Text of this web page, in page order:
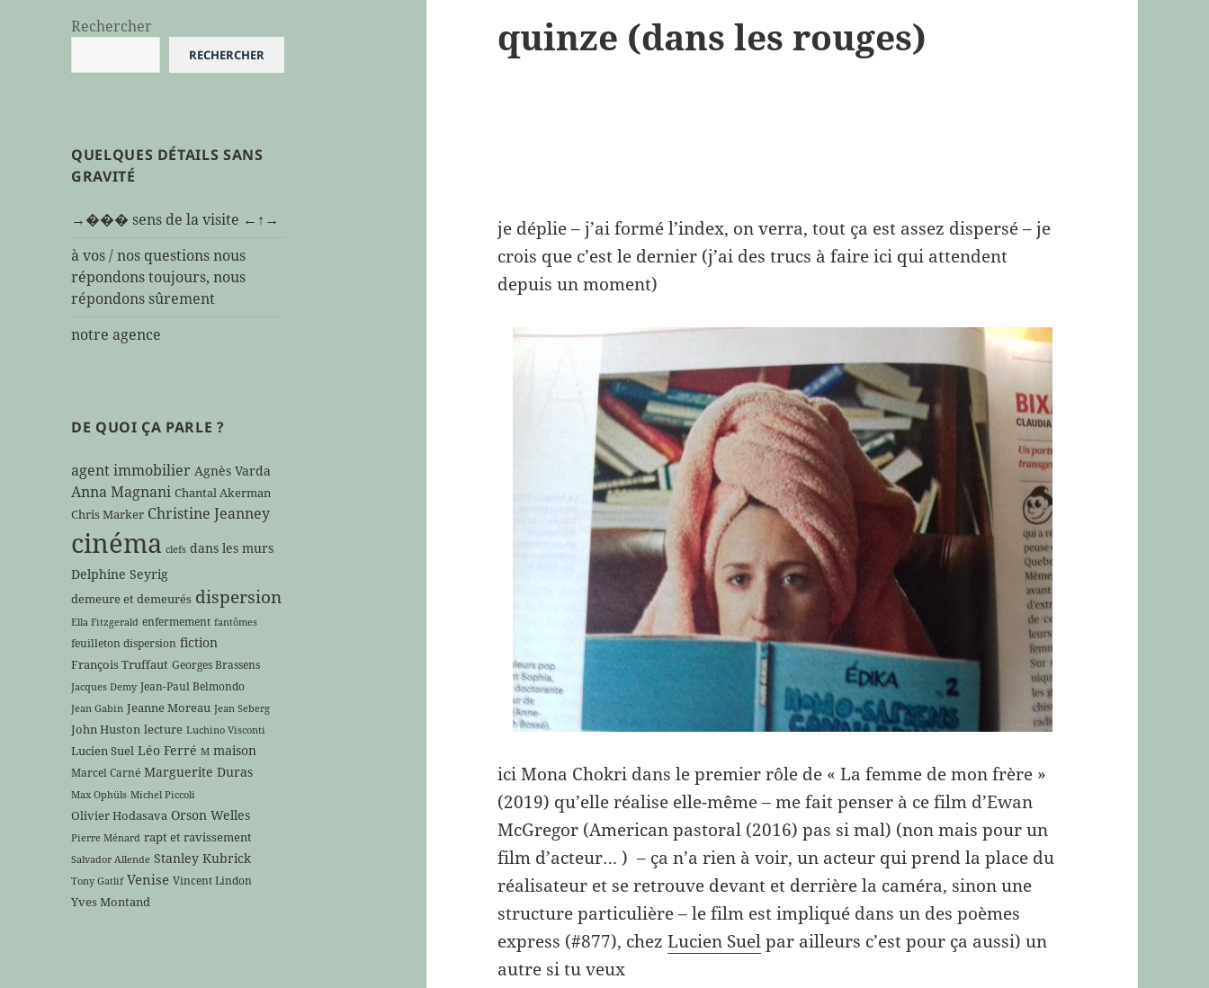
Rechercher
RECHERCHER
QUELQUES DÉTAILS SANS
GRAVITÉ
→��� sens de la visite ←↑→
à vos / nos questions nous
répondons toujours, nous
répondons sûrement
notre agence
DE QUOI ÇA PARLE ?
agent immobilier Agnès Varda
Anna Magnani Chantal Akerman
Chris Marker Christine Jeanney
cinéma clefs dans les murs
Delphine Seyrig
demeure et demeurés dispersion
Ella Fitzgerald enfermement fantômes
feuilleton dispersion fiction
François Truffaut Georges Brassens
Jacques Demy Jean-Paul Belmondo
Jean Gabin Jeanne Moreau Jean Seberg
John Huston lecture Luchino Visconti
Lucien Suel Léo Ferré M maison
Marcel Carné Marguerite Duras
Max Ophüls Michel Piccoli
Olivier Hodasava Orson Welles
Pierre Ménard rapt et ravissement
Salvador Allende Stanley Kubrick
Tony Gatlif Venise Vincent Lindon
Yves Montand
quinze (dans les rouges)
je déplie – j’ai formé l’index, on verra, tout ça est assez dispersé – je
crois que c’est le dernier (j’ai des trucs à faire ici qui attendent
depuis un moment)
ici Mona Chokri dans le premier rôle de « La femme de mon frère »
(2019) qu’elle réalise elle-même – me fait penser à ce film d’Ewan
McGregor (American pastoral (2016) pas si mal) (non mais pour un
film d’acteur… ) – ça n’a rien à voir, un acteur qui prend la place du
réalisateur et se retrouve devant et derrière la caméra, sinon une
structure particulière – le film est impliqué dans un des poèmes
express (#877), chezLucien Suelpar ailleurs c’est pour ça aussi) un
autre si tu veux